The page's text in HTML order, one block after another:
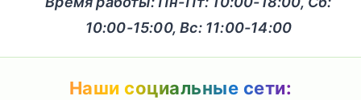
10:00-15:00, Вс: 11:00-14:00
Наши социальные сети: